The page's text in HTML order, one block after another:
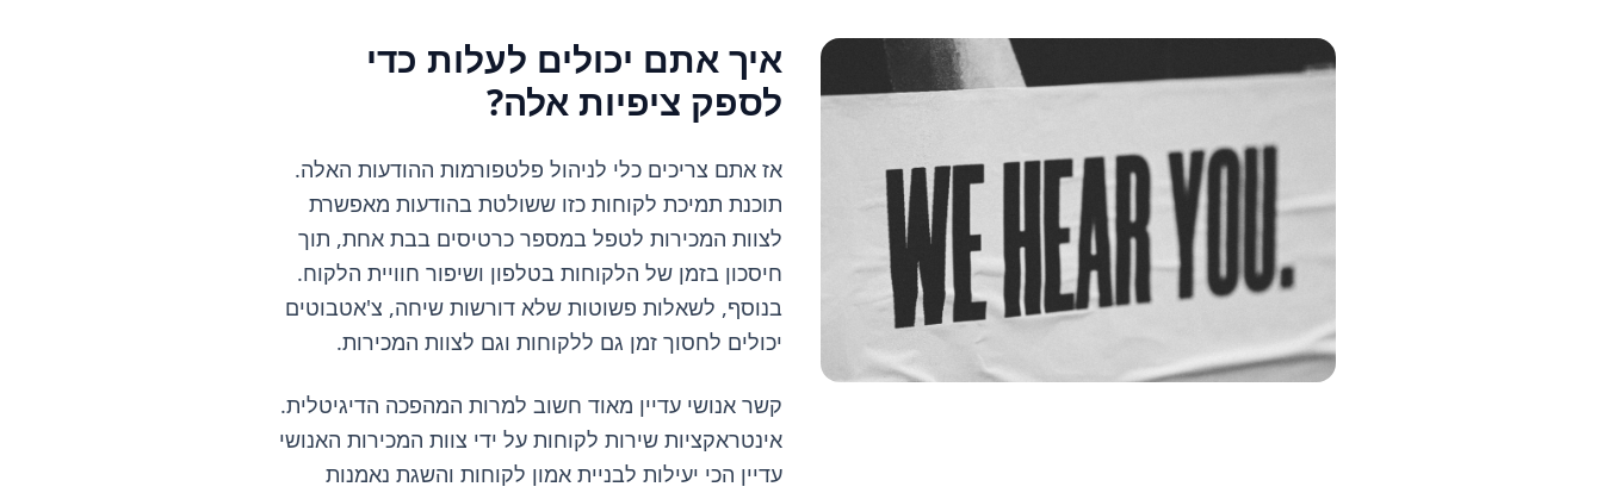
איך אתם יכולים לעלות כדי
לספק ציפיות אלה?
אז אתם צריכים כלי לניהול פלטפורמות ההודעות האלה.
תוכנת תמיכת לקוחות כזו ששולטת בהודעות מאפשרת
לצוות המכירות לטפל במספר כרטיסים בבת אחת, תוך
חיסכון בזמן של הלקוחות בטלפון ושיפור חוויית הלקוח.
בנוסף, לשאלות פשוטות שלא דורשות שיחה, צ'אטבוטים
יכולים לחסוך זמן גם ללקוחות וגם לצוות המכירות.
קשר אנושי עדיין מאוד חשוב למרות המהפכה הדיגיטלית.
אינטראקציות שירות לקוחות על ידי צוות המכירות האנושי
עדיין הכי יעילות לבניית אמון לקוחות והשגת נאמנות